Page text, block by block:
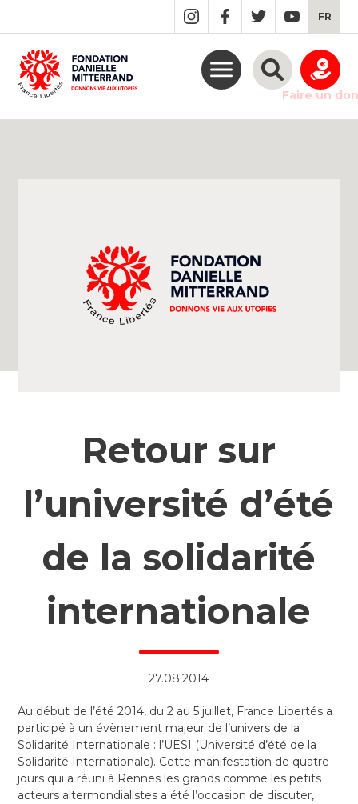
MAIN
CONTENT
FR
Faire un don
Retour sur
l’université d’été
de la solidarité
internationale
27.08.2014
Au début de l’été 2014, du 2 au 5 juillet, France Libertés a
participé à un évènement majeur de l’univers de la
Solidarité Internationale : l’UESI (Université d’été de la
Solidarité Internationale). Cette manifestation de quatre
jours qui a réuni à Rennes les grands comme les petits
acteurs altermondialistes a été l’occasion de discuter,